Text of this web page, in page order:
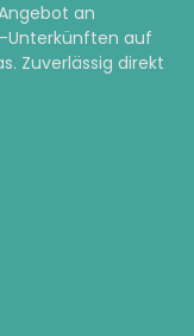
an
Unterkünften auf
Zuverlässig direkt